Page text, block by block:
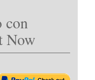
con
Now